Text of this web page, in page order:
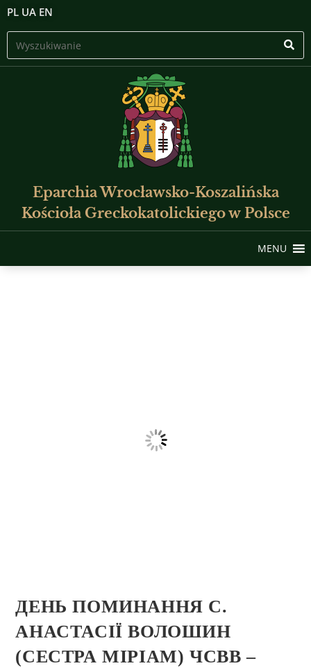
PL UA EN
Eparchia Wrocławsko-Koszalińska
Kościoła Greckokatolickiego w Polsce
MENU
ДЕНЬ ПОМИНАННЯ C.
АНАСТАСІЇ ВОЛОШИН
(СЕСТРА МІРІАМ) ЧСВВ –